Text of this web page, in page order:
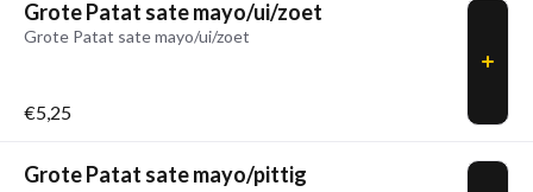
Grote Patat sate mayo/ui/zoet
Grote Patat sate mayo/ui/zoet
€5,25
Grote Patat sate mayo/pittig